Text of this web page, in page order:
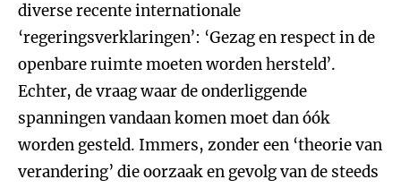
diverse recente internationale
‘regeringsverklaringen’: ‘Gezag en respect in de
openbare ruimte moeten worden hersteld’.
Echter, de vraag waar de onderliggende
spanningen vandaan komen moet dan óók
worden gesteld. Immers, zonder een ‘theorie van
verandering’ die oorzaak en gevolg van de steeds